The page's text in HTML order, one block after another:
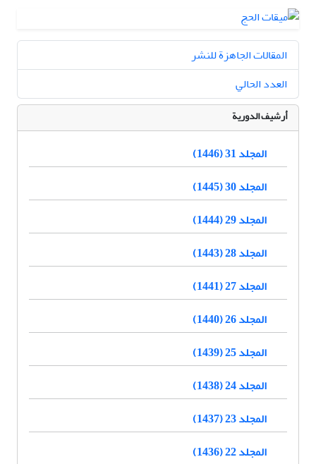
المقالات الجاهزة للنشر
العدد الحالي
أرشيف الدورية
المجلد 31 (1446)
المجلد 30 (1445)
المجلد 29 (1444)
المجلد 28 (1443)
المجلد 27 (1441)
المجلد 26 (1440)
المجلد 25 (1439)
المجلد 24 (1438)
المجلد 23 (1437)
المجلد 22 (1436)